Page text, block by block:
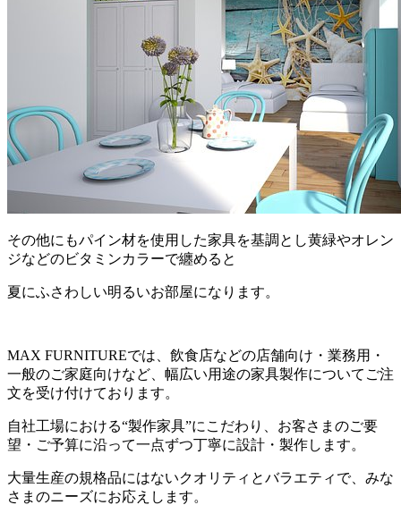
その他にもパイン材を使用した家具を基調とし黄緑やオレン
ジなどのビタミンカラーで纏めると
夏にふさわしい明るいお部屋になります。
MAX FURNITUREでは、飲食店などの店舗向け・業務用・
一般のご家庭向けなど、幅広い用途の家具製作についてご注
文を受け付けております。
自社工場における“製作家具”にこだわり、お客さまのご要
望・ご予算に沿って一点ずつ丁寧に設計・製作します。
大量生産の規格品にはないクオリティとバラエティで、みな
さまのニーズにお応えします。